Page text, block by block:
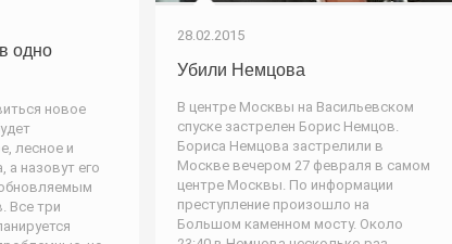
одно
новое
лесное и
а назовут его
Все три
28.02.2015
Убили Немцова
В центре Москвы на Васильевском
спуске застрелен Борис Немцов.
Бориса Немцова застрелили в
Москве вечером 27 февраля в самом
центре Москвы. По информации
преступление произошло на
Большом каменном мосту. Около